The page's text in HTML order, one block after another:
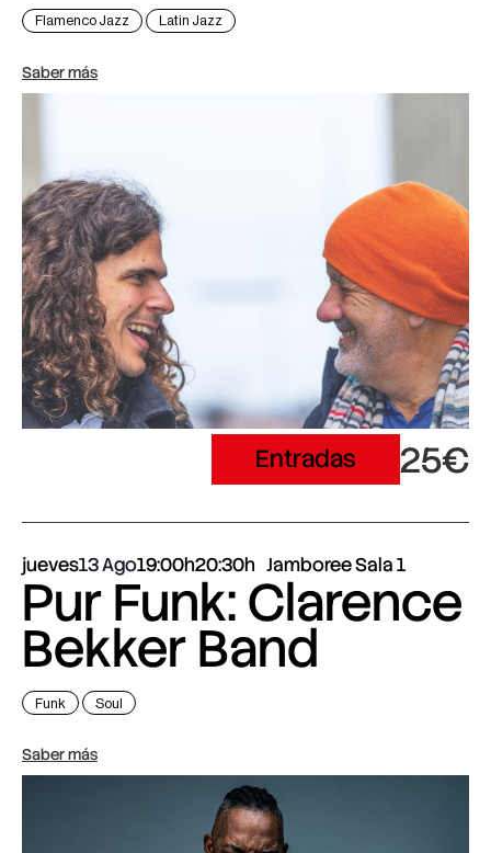
Flamenco Jazz Latin Jazz
Saber más
Entradas 25€
jueves13 Ago19:00h20:30h Jamboree Sala 1
Pur Funk: Clarence
Bekker Band
Funk Soul
Saber más